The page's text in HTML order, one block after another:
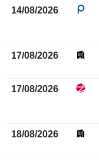
14/08/2026
17/08/2026
17/08/2026
18/08/2026